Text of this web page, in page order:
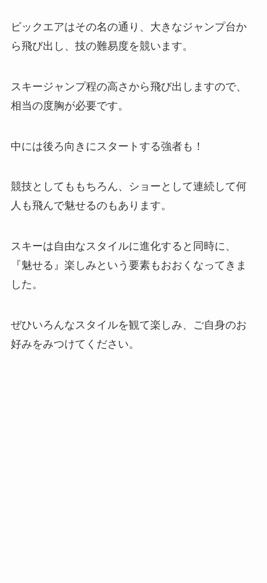
ビックエアはその名の通り、大きなジャンプ台か
ら飛び出し、技の難易度を競います。
スキージャンプ程の高さから飛び出しますので、
相当の度胸が必要です。
中には後ろ向きにスタートする強者も！
競技としてももちろん、ショーとして連続して何
人も飛んで魅せるのもあります。
スキーは自由なスタイルに進化すると同時に、
『魅せる』楽しみという要素もおおくなってきま
した。
ぜひいろんなスタイルを観て楽しみ、ご自身のお
好みをみつけてください。